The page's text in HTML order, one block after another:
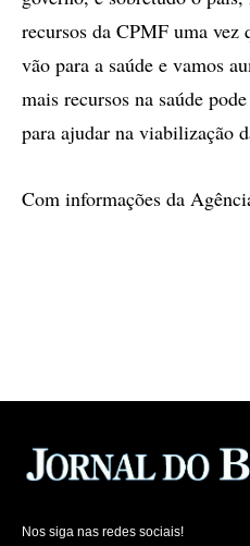
recursos da CPMF uma vez
vão para a saúde e vamos
mais recursos na saúde
para ajudar na viabilização
Com informações da
Nos siga nas redes sociais!